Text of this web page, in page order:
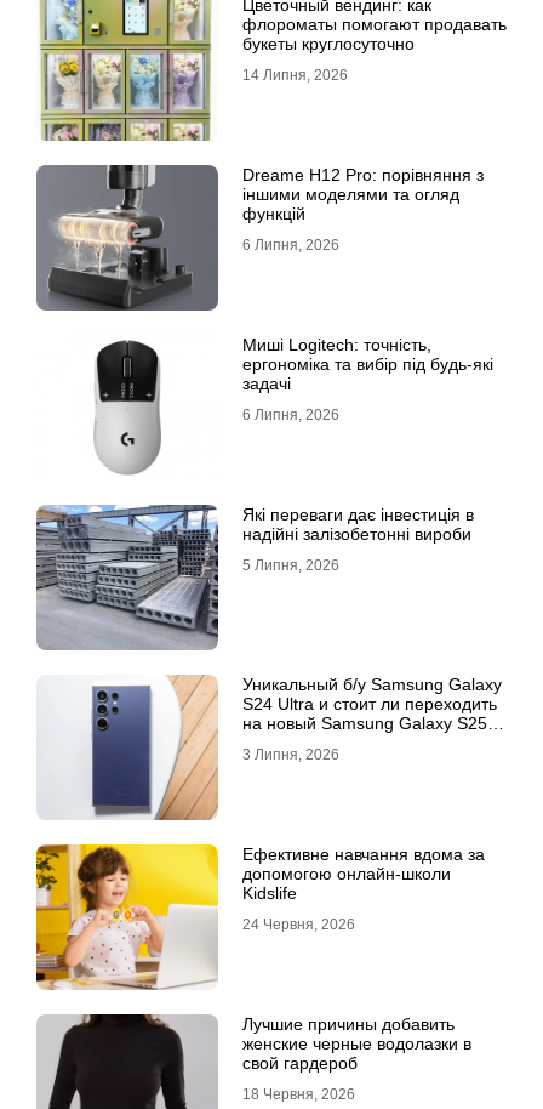
Цветочный вендинг: как
флороматы помогают продавать
букеты круглосуточно
14 Липня, 2026
Dreame H12 Pro: порівняння з
іншими моделями та огляд
функцій
6 Липня, 2026
Миші Logitech: точність,
ергономіка та вибір під будь-які
задачі
6 Липня, 2026
Які переваги дає інвестиція в
надійні залізобетонні вироби
5 Липня, 2026
Уникальный б/у Samsung Galaxy
S24 Ultra и стоит ли переходить
на новый Samsung Galaxy S25
3 Липня, 2026
Ефективне навчання вдома за
допомогою онлайн-школи
Kidslife
24 Червня, 2026
Лучшие причины добавить
женские черные водолазки в
свой гардероб
18 Червня, 2026